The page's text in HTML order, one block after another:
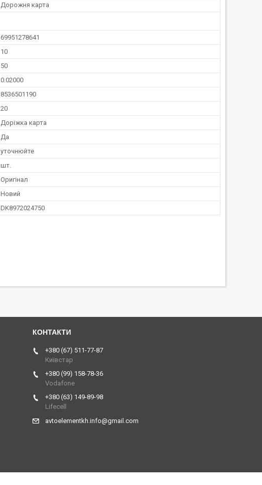
Дорожня карта
69951278641
10
50
0.02000
8536501190
20
Доріжка карта
Да
уточнюйте
шт.
Оригінал
Новий
DK8972024750
+380 (67) 511-77-87
Київстар
+380 (99) 158-78-36
Vodafone
+380 (63) 149-89-98
Lifecell
avtoelementkh.info@gmail.com